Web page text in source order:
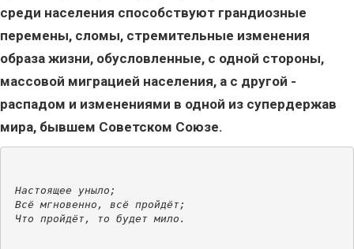
среди населения способствуют грандиозные
перемены, сломы, стремительные изменения
образа жизни, обусловленные, с одной стороны,
массовой миграцией населения, а с другой -
распадом и изменениями в одной из супердержав
мира, бывшем Советском Союзе.
Настоящее уныло;
Всё мгновенно, всё пройдёт;
Что пройдёт, то будет мило.